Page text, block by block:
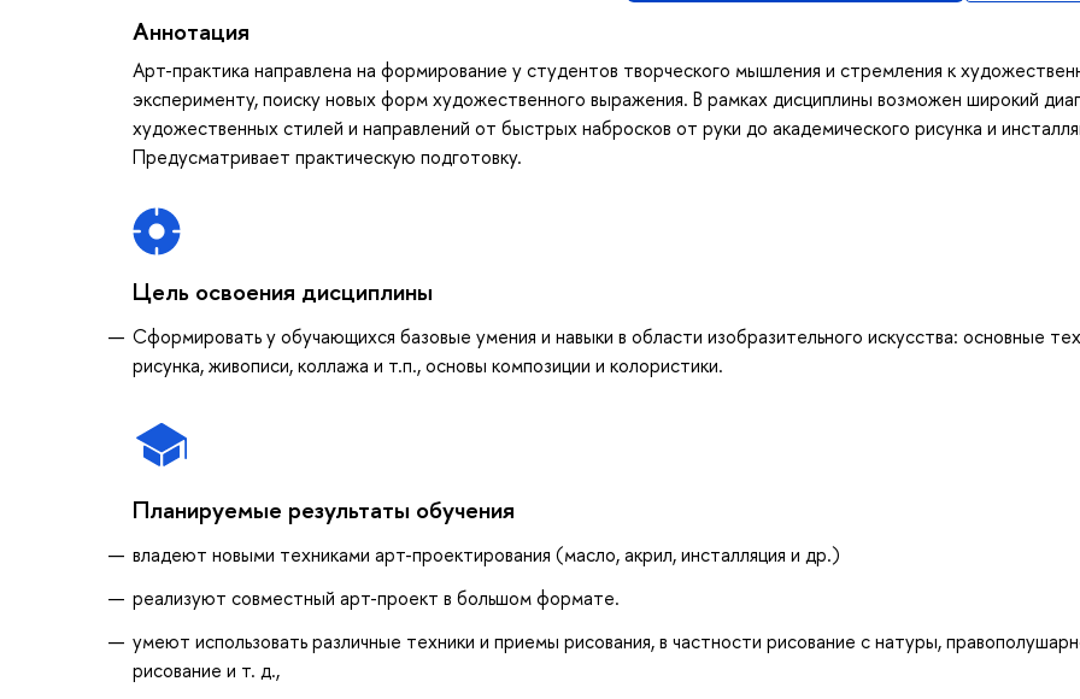
Аннотация
Арт-практика направлена на формирование у студентов творческого мышления и стремления к
эксперименту, поиску новых форм художественного выражения. В рамках дисциплины возможен широкий
художественных стилей и направлений от быстрых набросков от руки до академического рисунка и
Предусматривает практическую подготовку.
Цель освоения дисциплины
Сформировать у обучающихся базовые умения и навыки в области изобразительного искусства: основные
рисунка, живописи, коллажа и т.п., основы композиции и колористики.
Планируемые результаты обучения
владеют новыми техниками арт-проектирования (масло, акрил, инсталляция и др.)
реализуют совместный арт-проект в большом формате.
умеют использовать различные техники и приемы рисования, в частности рисование с натуры,
рисование и т. д.,